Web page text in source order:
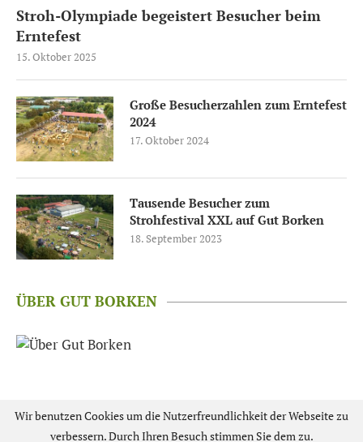
Stroh-Olympiade begeistert Besucher beim
Erntefest
15. Oktober 2025
Große Besucherzahlen zum Erntefest
2024
17. Oktober 2024
Tausende Besucher zum
Strohfestival XXL auf Gut Borken
18. September 2023
ÜBER GUT BORKEN
Wir benutzen Cookies um die Nutzerfreundlichkeit der Webseite zu
verbessern. Durch Ihren Besuch stimmen Sie dem zu.